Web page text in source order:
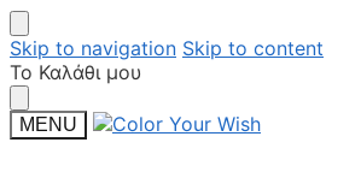
Skip to navigation Skip to content
Το Καλάθι μου
MENU